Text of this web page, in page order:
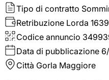
Tipo di contratto
Retribuzione Lorda
Codice annuncio
Data di pubblicazione
Città Gorla Maggiore